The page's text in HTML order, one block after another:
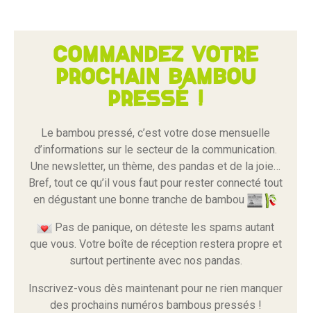
Commandez votre
prochain bambou
pressé !
Le bambou pressé, c’est votre dose mensuelle
d’informations sur le secteur de la communication.
Une newsletter, un thème, des pandas et de la joie…
Bref, tout ce qu’il vous faut pour rester connecté tout
en dégustant une bonne tranche de bambou
Pas de panique, on déteste les spams autant
que vous. Votre boîte de réception restera propre et
surtout pertinente avec nos pandas.
Inscrivez-vous dès maintenant pour ne rien manquer
des prochains numéros bambous pressés !